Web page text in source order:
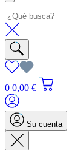
0 0,00 €
Su cuenta